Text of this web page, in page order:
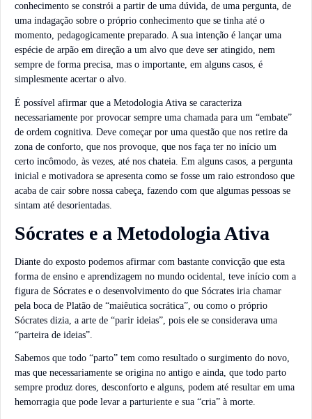
conhecimento se constrói a partir de uma dúvida, de uma pergunta, de
uma indagação sobre o próprio conhecimento que se tinha até o
momento, pedagogicamente preparado. A sua intenção é lançar uma
espécie de arpão em direção a um alvo que deve ser atingido, nem
sempre de forma precisa, mas o importante, em alguns casos, é
simplesmente acertar o alvo.
É possível afirmar que a Metodologia Ativa se caracteriza
necessariamente por provocar sempre uma chamada para um “embate”
de ordem cognitiva. Deve começar por uma questão que nos retire da
zona de conforto, que nos provoque, que nos faça ter no início um
certo incômodo, às vezes, até nos chateia. Em alguns casos, a pergunta
inicial e motivadora se apresenta como se fosse um raio estrondoso que
acaba de cair sobre nossa cabeça, fazendo com que algumas pessoas se
sintam até desorientadas.
Sócrates e a Metodologia Ativa
Diante do exposto podemos afirmar com bastante convicção que esta
forma de ensino e aprendizagem no mundo ocidental, teve início com a
figura de Sócrates e o desenvolvimento do que Sócrates iria chamar
pela boca de Platão de “maiêutica socrática”, ou como o próprio
Sócrates dizia, a arte de “parir ideias”, pois ele se considerava uma
“parteira de ideias”.
Sabemos que todo “parto” tem como resultado o surgimento do novo,
mas que necessariamente se origina no antigo e ainda, que todo parto
sempre produz dores, desconforto e alguns, podem até resultar em uma
hemorragia que pode levar a parturiente e sua “cria” à morte.